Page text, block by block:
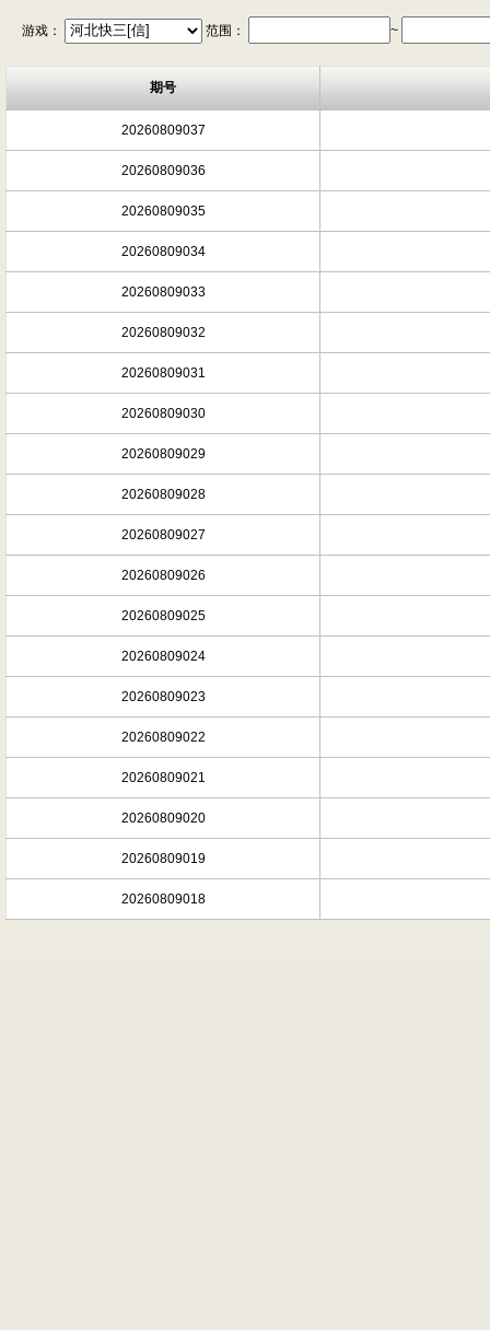
游戏： 范围： ~
期号
20260809037
20260809036
20260809035
20260809034
20260809033
20260809032
20260809031
20260809030
20260809029
20260809028
20260809027
20260809026
20260809025
20260809024
20260809023
20260809022
20260809021
20260809020
20260809019
20260809018